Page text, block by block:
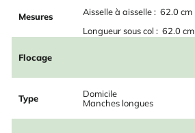
Mesures
Aisselle à aisselle : 62.0 cm
Longueur sous col : 62.0 cm
Flocage
Type
Domicile
Manches longues